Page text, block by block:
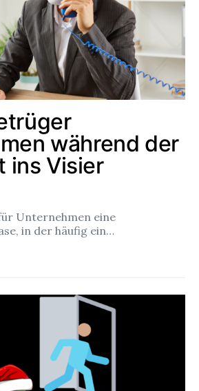
während der
ins Visier
Unternehmen eine
in der häufig ein…